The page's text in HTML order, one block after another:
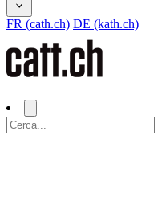
FR (cath.ch) DE (kath.ch)